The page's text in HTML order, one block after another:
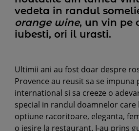
vedeta in randul
orange wine, un vin pe
iubesti, ori il urasti.
Ultimii ani au fost doar despre
Provence au reusit sa se impuna
international si sa creeze o
special in randul doamnelor care
optiune racoritoare, eleganta,
o iesire la restaurant. I-au prins